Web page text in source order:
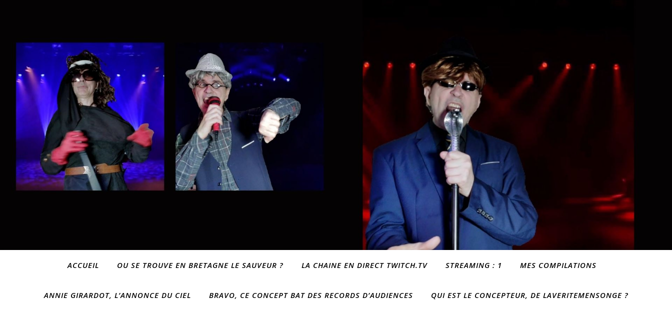
ACCUEIL OU SE TROUVE EN BRETAGNE LE SAUVEUR ? LA CHAINE EN DIRECT TWITCH.TV STREAMING : 1 MES COMPILATIONS
ANNIE GIRARDOT, L’ANNONCE DU CIEL BRAVO, CE CONCEPT BAT DES RECORDS D’AUDIENCES QUI EST LE CONCEPTEUR, DE LAVERITEMENSONGE ?